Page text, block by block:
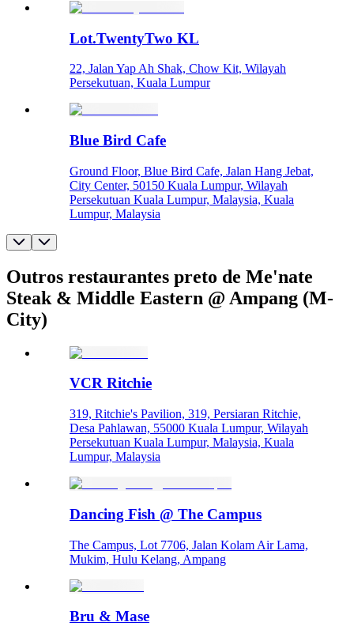
Lot.TwentyTwo KL
22, Jalan Yap Ah Shak, Chow Kit, Wilayah
Persekutuan, Kuala Lumpur
Blue Bird Cafe
Ground Floor, Blue Bird Cafe, Jalan Hang Jebat,
City Center, 50150 Kuala Lumpur, Wilayah
Persekutuan Kuala Lumpur, Malaysia, Kuala
Lumpur, Malaysia
Outros restaurantes preto de Me'nate
Steak & Middle Eastern @ Ampang (M-
City)
VCR Ritchie
319, Ritchie's Pavilion, 319, Persiaran Ritchie,
Desa Pahlawan, 55000 Kuala Lumpur, Wilayah
Persekutuan Kuala Lumpur, Malaysia, Kuala
Lumpur, Malaysia
Dancing Fish @ The Campus
The Campus, Lot 7706, Jalan Kolam Air Lama,
Mukim, Hulu Kelang, Ampang
Bru & Mase